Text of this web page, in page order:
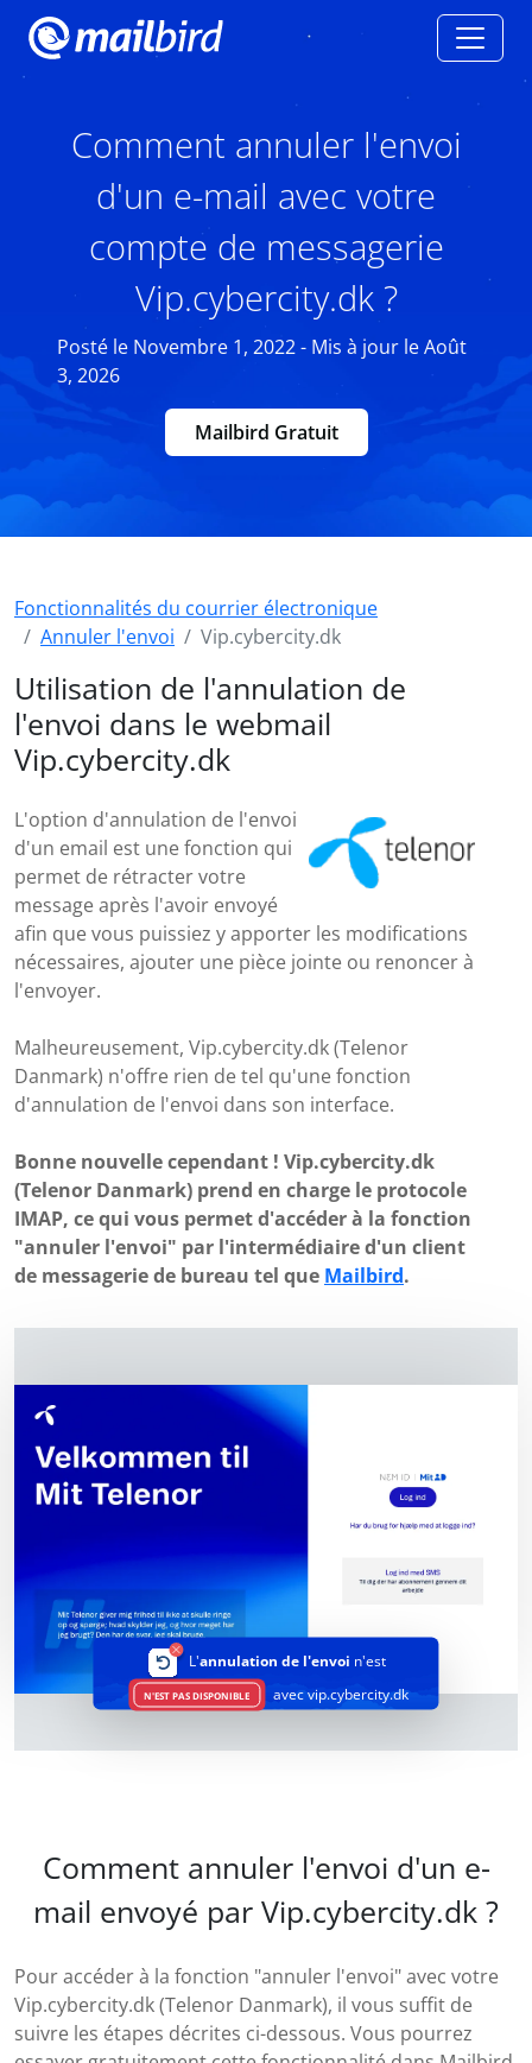
Comment annuler l'envoi
d'un e-mail avec votre
compte de messagerie
Vip.cybercity.dk ?
Posté le Novembre 1, 2022 - Mis à jour le Août
3, 2026
Mailbird Gratuit
Fonctionnalités du courrier électronique
Annuler l'envoi
Vip.cybercity.dk
Utilisation de l'annulation de
l'envoi dans le webmail
Vip.cybercity.dk
L'option d'annulation de l'envoi
d'un email est une fonction qui
permet de rétracter votre
message après l'avoir envoyé
afin que vous puissiez y apporter les modifications
nécessaires, ajouter une pièce jointe ou renoncer à
l'envoyer.
Malheureusement, Vip.cybercity.dk (Telenor
Danmark) n'offre rien de tel qu'une fonction
d'annulation de l'envoi dans son interface.
Bonne nouvelle cependant ! Vip.cybercity.dk
(Telenor Danmark) prend en charge le protocole
IMAP, ce qui vous permet d'accéder à la fonction
"annuler l'envoi" par l'intermédiaire d'un client
de messagerie de bureau tel que Mailbird.
L'annulation de l'envoi n'est
N'EST PAS DISPONIBLE avec vip.cybercity.dk
Comment annuler l'envoi d'un e-
mail envoyé par Vip.cybercity.dk ?
Pour accéder à la fonction "annuler l'envoi" avec votre
Vip.cybercity.dk (Telenor Danmark), il vous suffit de
suivre les étapes décrites ci-dessous. Vous pourrez